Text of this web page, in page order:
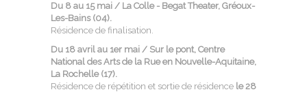
Du 8 au 15 mai / La Colle - Begat Theater, Gréoux-
Les-Bains (04).
Résidence de finalisation.
Du 18 avril au 1er mai / Sur le pont, Centre
National des Arts de la Rue en Nouvelle-Aquitaine,
La Rochelle (17).
Résidence de répétition et sortie de résidence le 28